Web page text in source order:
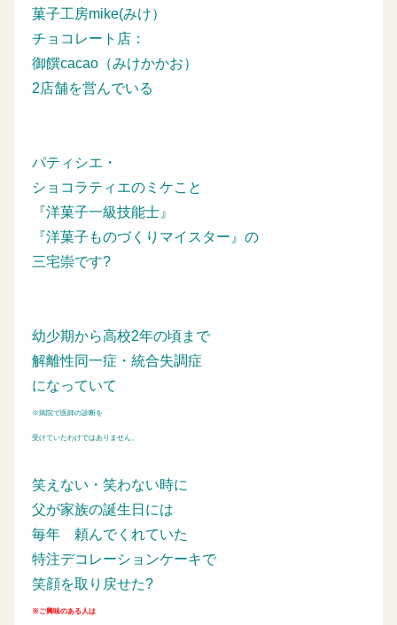
菓子工房mike(みけ）
チョコレート店：
御饌cacao（みけかかお）
2店舗を営んでいる
パティシエ・
ショコラティエのミケこと
『洋菓子一級技能士』
『洋菓子ものづくりマイスター』の
三宅崇です?
幼少期から高校2年の頃まで
解離性同一症・統合失調症
になっていて
※病院で医師の診断を
受けていたわけではありません。
笑えない・笑わない時に
父が家族の誕生日には
毎年 頼んでくれていた
特注デコレーションケーキで
笑顔を取り戻せた?
※ご興味のある人は